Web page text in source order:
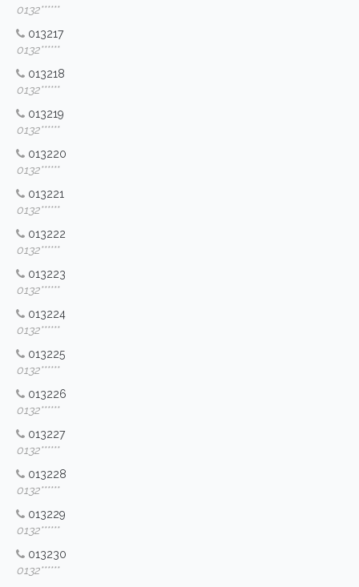
0132******
013217
0132******
013218
0132******
013219
0132******
013220
0132******
013221
0132******
013222
0132******
013223
0132******
013224
0132******
013225
0132******
013226
0132******
013227
0132******
013228
0132******
013229
0132******
013230
0132******